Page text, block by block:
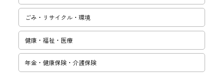
ごみ・リサ­イクル・環­境
健康・福祉・医療
年金・健康保険・介護保険